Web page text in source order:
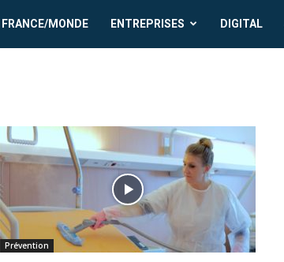
FRANCE/MONDE ENTREPRISES DIGITAL
Prévention